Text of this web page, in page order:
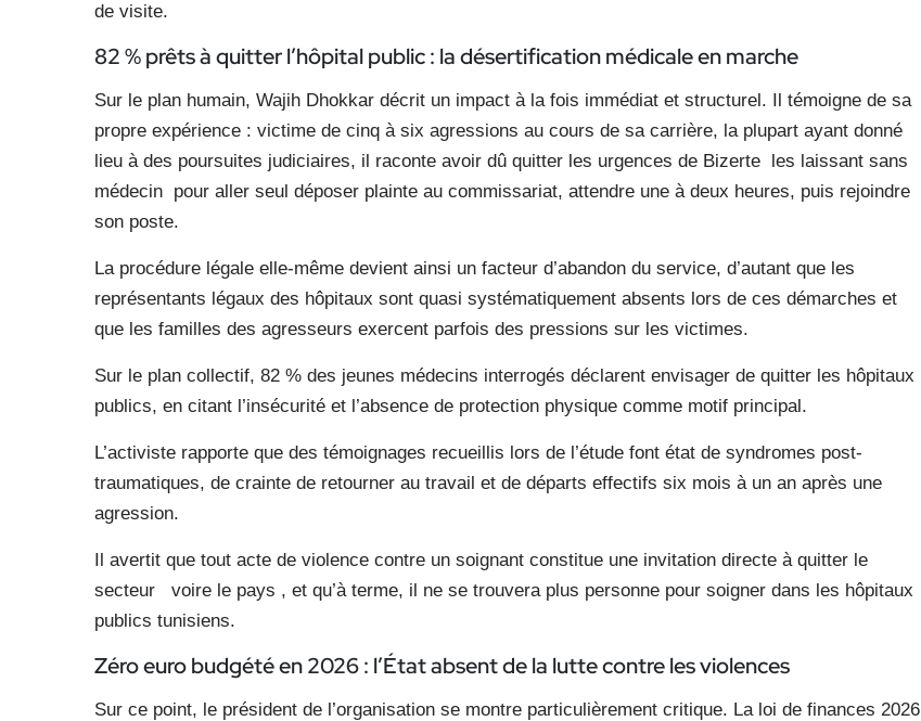
de visite.
82 % prêts à quitter l’hôpital public : la désertification médicale en marche
Sur le plan humain, Wajih Dhokkar décrit un impact à la fois immédiat et structurel. Il témoigne de sa
propre expérience : victime de cinq à six agressions au cours de sa carrière, la plupart ayant donné
lieu à des poursuites judiciaires, il raconte avoir dû quitter les urgences de Bizerte les laissant sans
médecin pour aller seul déposer plainte au commissariat, attendre une à deux heures, puis rejoindre
son poste.
La procédure légale elle-même devient ainsi un facteur d’abandon du service, d’autant que les
représentants légaux des hôpitaux sont quasi systématiquement absents lors de ces démarches et
que les familles des agresseurs exercent parfois des pressions sur les victimes.
Sur le plan collectif, 82 % des jeunes médecins interrogés déclarent envisager de quitter les hôpitaux
publics, en citant l’insécurité et l’absence de protection physique comme motif principal.
L’activiste rapporte que des témoignages recueillis lors de l’étude font état de syndromes post-
traumatiques, de crainte de retourner au travail et de départs effectifs six mois à un an après une
agression.
Il avertit que tout acte de violence contre un soignant constitue une invitation directe à quitter le
secteur voire le pays , et qu’à terme, il ne se trouvera plus personne pour soigner dans les hôpitaux
publics tunisiens.
Zéro euro budgété en 2026 : l’État absent de la lutte contre les violences
Sur ce point, le président de l’organisation se montre particulièrement critique. La loi de finances 2026